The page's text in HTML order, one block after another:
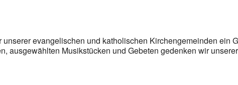
evangelischen und katholischen Kirchengemeinden ein
ausgewählten Musikstücken und Gebeten gedenken wir